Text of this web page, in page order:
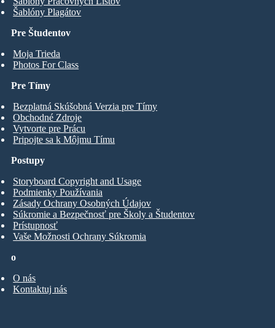
Pre Študentov
Moja Trieda
Photos For Class
Šablóny Plagátov
Pre Tímy
Bezplatná Skúšobná Verzia pre Tímy
Obchodné Zdroje
Vytvorte pre Prácu
Pripojte sa k Môjmu Tímu
o
O nás
Kontaktuj nás
Postupy
Storyboard Copyright and Usage
Podmienky Používania
Zásady Ochrany Osobných Údajov
Súkromie a Bezpečnosť pre Školy a Študentov
Prístupnosť
Vaše Možnosti Ochrany Súkromia